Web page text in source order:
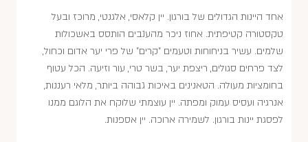
אחד היינות הגדולים של בורגון. יין קלאסי, אלגנטי, מרוכז ובעל
טקסטורה קטיפתית. אחוז ניכר מהענבים הותסס באשכולות
שלמים. עשיר בניחוחות וטעמים "קרים" של פרי יער אדום וכחול,
לצד פרחים סגולים, ריצפת יער, בשר טרי, עור וזיעה. הכל עטוף
בחומציות מעולה. הטאנינים באיכות גבוהה ביותר, מלאי רעננות,
אנרגיה ועסיס עמוק ומפתה. יין עוצמתי שלוקח את הלוגם ממנו
לפסגת יינות בורגון. לשמירה ארוכה. יין אספנות.